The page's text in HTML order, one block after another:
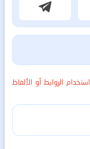
الروابط أو الألفاظ